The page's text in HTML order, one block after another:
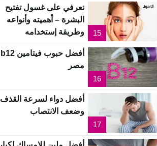
15
تعرفي على غسول تفتيح
البشرة – أهميته وأنواعه
وطريقة إستخدامه
16
مصر
17
أفضل دواء لسرعة القذف
وضعف الانتصاب